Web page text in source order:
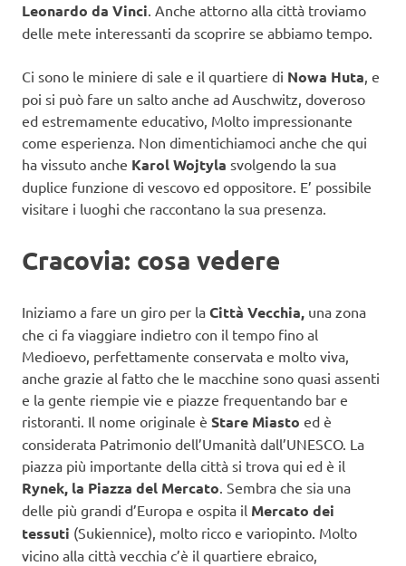
Leonardo da Vinci. Anche attorno alla città troviamo
delle mete interessanti da scoprire se abbiamo tempo.
Ci sono le miniere di sale e il quartiere di Nowa Huta, e
poi si può fare un salto anche ad Auschwitz, doveroso
ed estremamente educativo, Molto impressionante
come esperienza. Non dimentichiamoci anche che qui
ha vissuto anche Karol Wojtyla svolgendo la sua
duplice funzione di vescovo ed oppositore. E’ possibile
visitare i luoghi che raccontano la sua presenza.
Cracovia: cosa vedere
Iniziamo a fare un giro per la Città Vecchia, una zona
che ci fa viaggiare indietro con il tempo fino al
Medioevo, perfettamente conservata e molto viva,
anche grazie al fatto che le macchine sono quasi assenti
e la gente riempie vie e piazze frequentando bar e
ristoranti. Il nome originale è Stare Miasto ed è
considerata Patrimonio dell’Umanità dall’UNESCO. La
piazza più importante della città si trova qui ed è il
Rynek, la Piazza del Mercato. Sembra che sia una
delle più grandi d’Europa e ospita il Mercato dei
tessuti (Sukiennice), molto ricco e variopinto. Molto
vicino alla città vecchia c’è il quartiere ebraico,